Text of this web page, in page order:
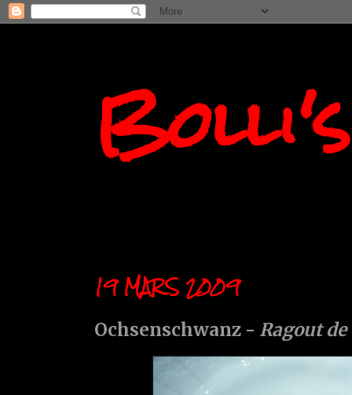
19 MARS 2009
Ochsenschwanz - Ragout